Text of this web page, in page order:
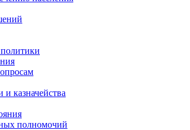
казначейства
полномочий